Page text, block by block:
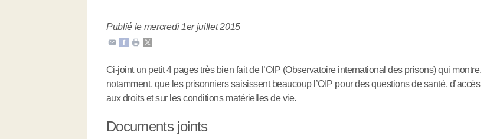
Publié le mercredi 1er juillet 2015
Ci-joint un petit 4 pages très bien fait de l’OIP (Observatoire international des prisons) qui montre,
notamment, que les prisonniers saisissent beaucoup l’OIP pour des questions de santé, d’accès
aux droits et sur les conditions matérielles de vie.
Documents joints